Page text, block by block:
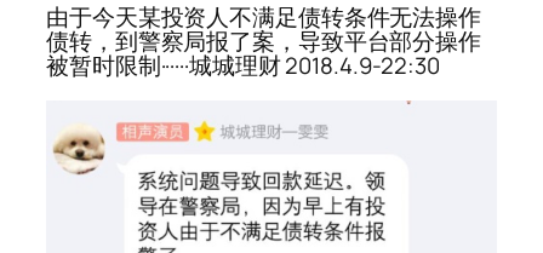
由于今天某投资人不满足债转条件无法操作
债转，到警察局报了案，导致平台部分操作
被暂时限制······城城理财 2018.4.9-22:30